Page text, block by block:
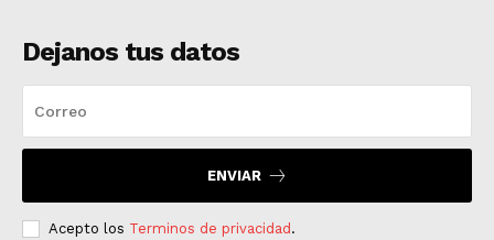
Dejanos tus datos
ENVIAR
Acepto los Terminos de privacidad .